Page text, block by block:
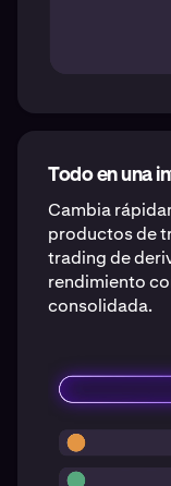
Todo en una
Cambia
productos de
trading de
rendimiento
consolidada.